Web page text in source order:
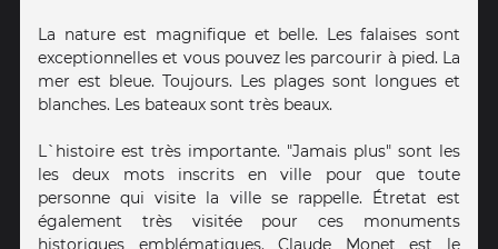
La nature est magnifique et belle. Les falaises sont
exceptionnelles et vous pouvez les parcourir à pied. La
mer est bleue. Toujours. Les plages sont longues et
blanches. Les bateaux sont très beaux.
L`histoire est très importante. "Jamais plus" sont les
les deux mots inscrits en ville pour que toute
personne qui visite la ville se rappelle. Étretat est
également très visitée pour ces monuments
historiques emblématiques. Claude Monet est le